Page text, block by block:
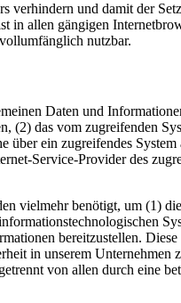
verhindern und damit der
in allen gängigen
nutzbar.
Daten und
(2) das vom zugreifenden
über ein zugreifendes System
Service-Provider des
vielmehr benötigt, um (1)
bereitzustellen. Diese
in unserem Unternehmen
von allen durch eine